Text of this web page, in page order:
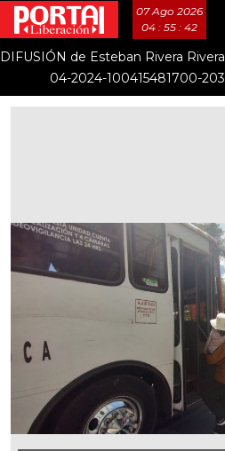
07 Ago 2026
04 : 55 : 43
DIFUSIÓN de Esteban Rivera Rivera
04-2024-100415481700-203